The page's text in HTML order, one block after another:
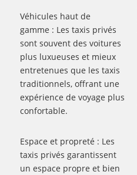
Véhicules haut de
gamme : Les taxis privés
sont souvent des voitures
plus luxueuses et mieux
entretenues que les taxis
traditionnels, offrant une
expérience de voyage plus
confortable.
Espace et propreté : Les
taxis privés garantissent
un espace propre et bien